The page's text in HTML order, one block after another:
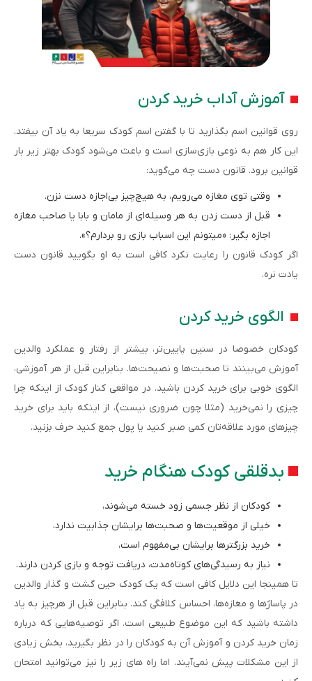
آموزش آداب خرید کردن
روی قوانین اسم بگذارید تا با گفتن اسم کودک سریعا به یاد آن بیفتد.
این کار هم به نوعی بازی‌سازی است و باعث می‌شود کودک بهتر زیر بار
قوانین برود. قانون دست چه می‌گوید:
وقتی توی مغازه می‌رویم، به هیچ‌چیز بی‌اجازه دست نزن.
قبل از دست زدن به هر وسیله‌ای از مامان و بابا یا صاحب مغازه
اجازه بگیر: «میتونم این اسباب بازی رو بردارم؟».
اگر کودک قانون را رعایت نکرد کافی است به او بگویید قانون دست
یادت نره.
الگوی خرید کردن
کودکان خصوصا در سنین پایین‌تر، بیشتر از رفتار و عملکرد والدین
آموزش می‌بینند تا صحبت‌ها و نصیحت‌ها. بنابراین قبل از هر آموزشی،
الگوی خوبی برای خرید کردن باشید. در مواقعی کنار کودک از اینکه چرا
چیزی را نمی‌خرید (مثلا چون ضروری نیست)، از اینکه باید برای خرید
چیزهای مورد علاقه‌تان کمی صبر کنید یا پول جمع کنید حرف بزنید.
بدقلقی کودک هنگام خرید
کودکان از نظر جسمی زود خسته می‌شوند،
خیلی از موقعیت‌ها و صحبت‌ها برایشان جذابیت ندارد،
خرید بزرگترها برایشان بی‌مفهوم است،
نیاز به رسیدگی‌های کوتاه‌مدت، دریافت توجه و بازی کردن دارند.
تا همینجا این دلایل کافی است که یک کودک حین گشت و گذار والدین
در پاساژها و مغازه‌ها، احساس کلافگی کند. بنابراین قبل از هرچیز به یاد
داشته باشید که این موضوع طبیعی است. اگر توصیه‌هایی که درباره
زمان خرید کردن و آموزش آن به کودکان را در نظر بگیرید، بخش زیادی
از این مشکلات پیش نمی‌آیند. اما راه های زیر را نیز می‌توانید امتحان